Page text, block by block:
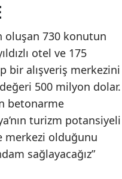
oluşan 730 konutun
otel ve 175
bir alışveriş merkezini
500 milyon dolar.
betonarme
turizm potansiyeli
merkezi olduğunu
sağlayacağız”